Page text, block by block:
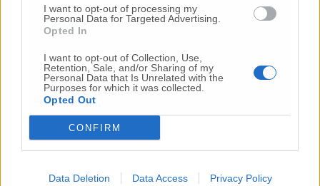
I want to opt-out of processing my
Personal Data for Targeted Advertising.
Opted In
I want to opt-out of Collection, Use,
Retention, Sale, and/or Sharing of my
Personal Data that Is Unrelated with the
Purposes for which it was collected.
Opted Out
CONFIRM
Data Deletion Data Access Privacy Policy
24 Lug-Maltrattamenti all’asilo, parla il sindaco:
«Notifica arrivata in mattinata,
anche i miei figli
-Fermato col taser,muore in ospedale dopo un
inseguimento.Indagini in corso per accertare le
16 Lug-Tragedia a Marzocca,donna travolta e uccisa
da un treno(Foto)
-«Le urla e il pianto di mia madre al telefono: